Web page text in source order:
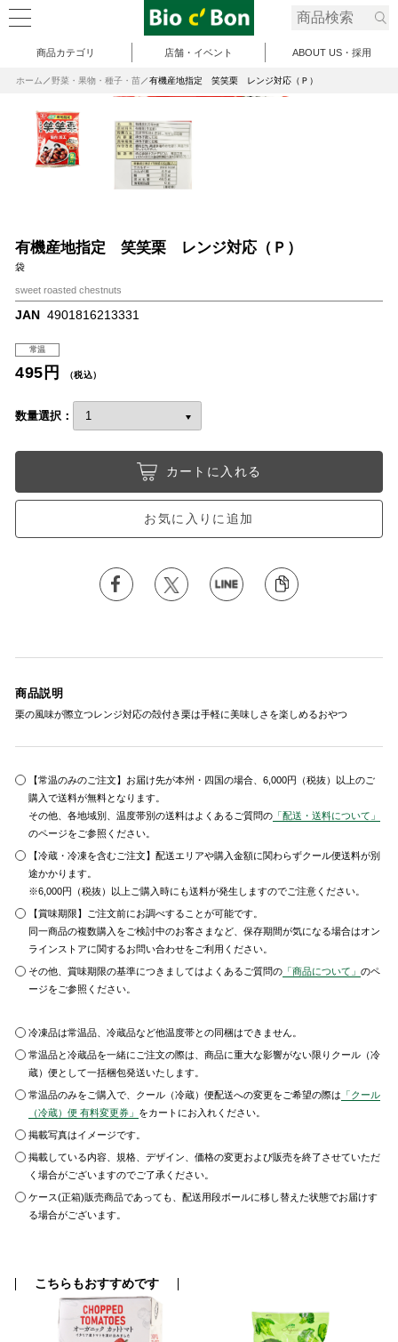
商品カテゴリ 店舗・イベント ABOUT US・採用
ホーム 野菜・果物・種子・苗 有機産地指定 笑笑栗 レンジ対応（Ｐ）
有機産地指定 笑笑栗 レンジ対応（Ｐ）
袋
sweet roasted chestnuts
JAN 4901816213331
常温
495円 （税込）
数量選択：
カートに入れる
お気に入りに追加
商品説明
栗の風味が際立つレンジ対応の殻付き栗は手軽に美味しさを楽しめるおやつ
【常温のみのご注文】お届け先が本州・四国の場合、6,000円（税抜）以上のご
購入で送料が無料となります。
その他、各地域別、温度帯別の送料はよくあるご質問の 「配送・送料について」
のページをご参照ください。
【冷蔵・冷凍を含むご注文】配送エリアや購入金額に関わらずクール便送料が別
途かかります。
※6,000円（税抜）以上ご購入時にも送料が発生しますのでご注意ください。
【賞味期限】ご注文前にお調べすることが可能です。
同一商品の複数購入をご検討中のお客さまなど、保存期間が気になる場合はオン
ラインストアに関するお問い合わせをご利用ください。
その他、賞味期限の基準につきましてはよくあるご質問の 「商品について」のペ
ージをご参照ください。
冷凍品は常温品、冷蔵品など他温度帯との同梱はできません。
常温品と冷蔵品を一緒にご注文の際は、商品に重大な影響がない限りクール（冷
蔵）便として一括梱包発送いたします。
常温品のみをご購入で、クール（冷蔵）便配送への変更をご希望の際は 「クール
（冷蔵）便 有料変更券」 をカートにお入れください。
掲載写真はイメージです。
掲載している内容、規格、デザイン、価格の変更および販売を終了させていただ
く場合がございますのでご了承ください。
ケース(正箱)販売商品であっても、配送用段ボールに移し替えた状態でお届けす
る場合がございます。
こちらもおすすめです